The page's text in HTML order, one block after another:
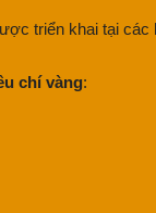
triển khai tại các
chí vàng: